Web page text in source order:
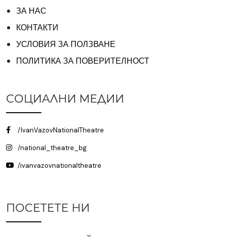
ЗА НАС
КОНТАКТИ
УСЛОВИЯ ЗА ПОЛЗВАНЕ
ПОЛИТИКА ЗА ПОВЕРИТЕЛНОСТ
СОЦИАЛНИ МЕДИИ
/IvanVazovNationalTheatre
/national_theatre_bg
/ivanvazovnationaltheatre
ПОСЕТЕТЕ НИ